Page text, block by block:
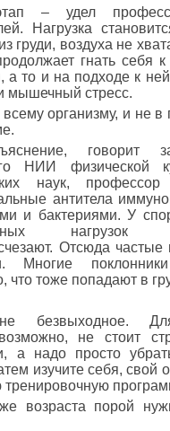
– удел
Нагрузка
груди, воздуха не
гнать себя
то и на подходе к
мышечный стресс.
организму, и не
говорит
НИИ физической
наук,
антитела
и бактериями. У
нагрузок
Отсюда частые
Многие
что тоже попадают в
безвыходное.
не стоит
а надо просто
изучите себя, свой
возраста порой